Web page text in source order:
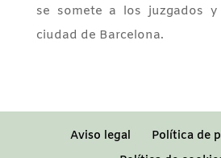
se somete a los juzgados
ciudad de Barcelona.
Aviso legal
Política de